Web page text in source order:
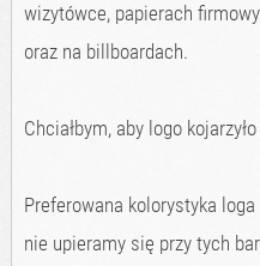
wizytówce, papierach
oraz na billboardach.
Chciałbym, aby logo
Preferowana kolorystyka
nie upieramy się przy tych